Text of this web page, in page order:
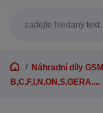
Náhradní díly GSM
B,C,F,I,N,ON,S,GERA....